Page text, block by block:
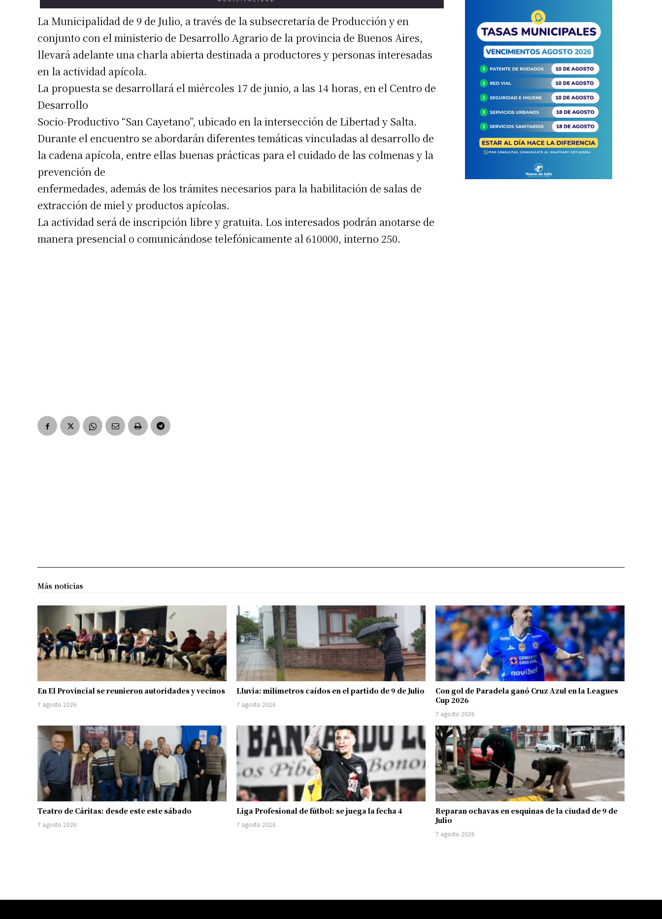
Suscribirme gratis
Dirección de correo electrónico
La Municipalidad de 9 de Julio, a través de la subsecretaría de Producción y en
conjunto con el ministerio de Desarrollo Agrario de la provincia de Buenos Aires,
llevará adelante una charla abierta destinada a productores y personas interesadas
en la actividad apícola.
La propuesta se desarrollará el miércoles 17 de junio, a las 14 horas, en el Centro de
Desarrollo
Socio-Productivo “San Cayetano”, ubicado en la intersección de Libertad y Salta.
Durante el encuentro se abordarán diferentes temáticas vinculadas al desarrollo de
la cadena apícola, entre ellas buenas prácticas para el cuidado de las colmenas y la
prevención de
enfermedades, además de los trámites necesarios para la habilitación de salas de
extracción de miel y productos apícolas.
La actividad será de inscripción libre y gratuita. Los interesados podrán anotarse de
manera presencial o comunicándose telefónicamente al 610000, interno 250.
Más noticias
En El Provincial se reunieron autoridades y vecinos
7 agosto 2026
Lluvia: milímetros caídos en el partido de 9 de Julio
7 agosto 2026
Con gol de Paradela ganó Cruz Azul en la Leagues
Cup 2026
7 agosto 2026
Teatro de Cáritas: desde este este sábado
7 agosto 2026
Liga Profesional de fútbol: se juega la fecha 4
7 agosto 2026
Reparan ochavas en esquinas de la ciudad de 9 de
Julio
7 agosto 2026